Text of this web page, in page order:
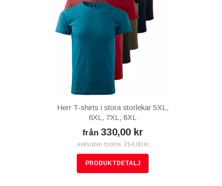
Herr T-shirts i stora storlekar 5XL,
6XL, 7XL, 8XL
från 330,00 kr
exklusive moms 264,00 kr
PRODUKTDETALJ